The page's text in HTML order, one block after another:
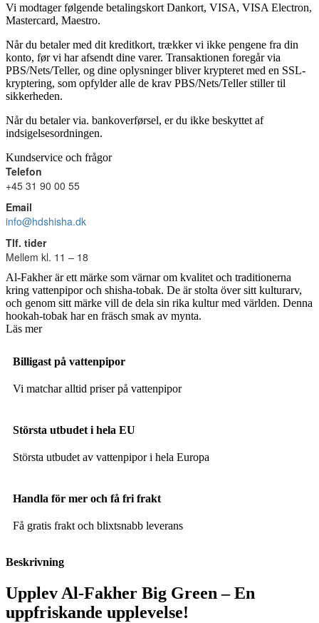
Vi modtager følgende betalingskort Dankort, VISA, VISA Electron,
Mastercard, Maestro.
Når du betaler med dit kreditkort, trækker vi ikke pengene fra din
konto, før vi har afsendt dine varer. Transaktionen foregår via
PBS/Nets/Teller, og dine oplysninger bliver krypteret med en SSL-
kryptering, som opfylder alle de krav PBS/Nets/Teller stiller til
sikkerheden.
Når du betaler via. bankoverførsel, er du ikke beskyttet af
indsigelsesordningen.
Kundservice och frågor
Telefon
+45 31 90 00 55
Email
info@hdshisha.dk
Tlf. tider
Mellem kl. 11 – 18
Al-Fakher är ett märke som värnar om kvalitet och traditionerna
kring vattenpipor och shisha-tobak. De är stolta över sitt kulturarv,
och genom sitt märke vill de dela sin rika kultur med världen. Denna
hookah-tobak har en fräsch smak av mynta.
Läs mer
Billigast på vattenpipor
Vi matchar alltid priser på vattenpipor
Största utbudet i hela EU
Största utbudet av vattenpipor i hela Europa
Handla för mer och få fri frakt
Få gratis frakt och blixtsnabb leverans
Beskrivning
Upplev Al-Fakher Big Green – En
uppfriskande upplevelse!